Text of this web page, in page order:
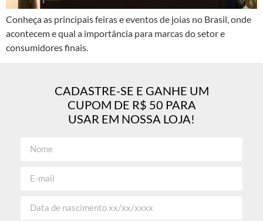
Conheça as principais feiras e eventos de joias no Brasil, onde
acontecem e qual a importância para marcas do setor e
consumidores finais.
CADASTRE-SE E GANHE UM
CUPOM DE R$ 50 PARA
USAR EM NOSSA LOJA!